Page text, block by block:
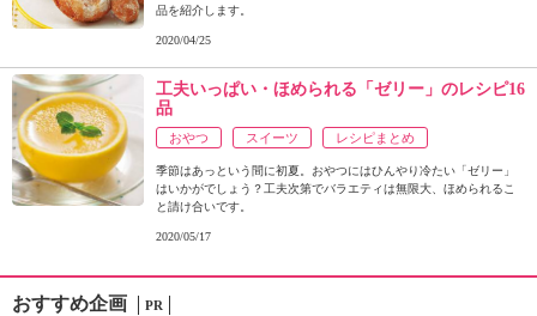
品を紹介します。
2020/04/25
工夫いっぱい・ほめられる「ゼリー」のレシピ16
品
おやつ スイーツ レシピまとめ
季節はあっという間に初夏。おやつにはひんやり冷たい「ゼリー」
はいかがでしょう？工夫次第でバラエティは無限大、ほめられるこ
と請け合いです。
2020/05/17
おすすめ企画 PR